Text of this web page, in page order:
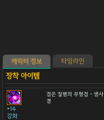
캐릭터 정보 타임라인
검은 질병의 무형검 - 생사
경
+14
강화